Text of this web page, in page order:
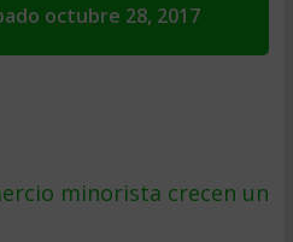
octubre 28, 2017
minorista crecen un